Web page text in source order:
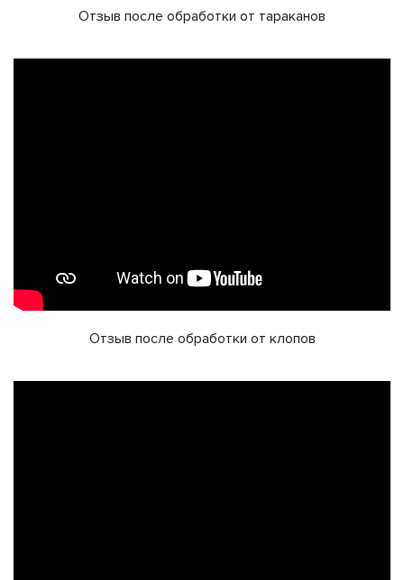
Отзыв после обработки от тараканов
Отзыв после обработки от клопов